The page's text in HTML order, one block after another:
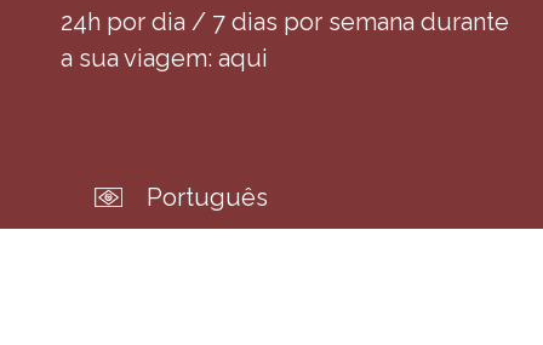
24h por dia / 7 dias por semana durante
a sua viagem: aqui
Português